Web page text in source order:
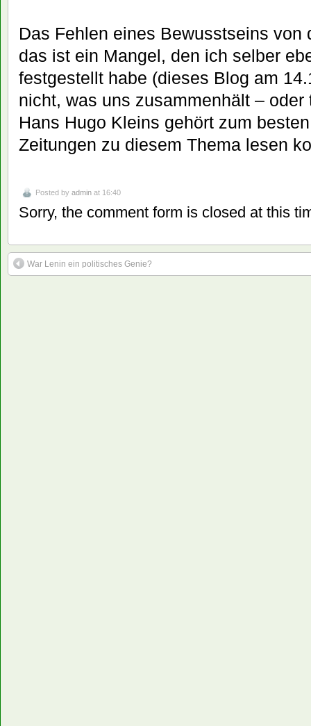
Das Fehlen eines Bewusstseins von
das ist ein Mangel, den ich selber
festgestellt habe (dieses Blog am
nicht, was uns zusammenhält – oder
Hans Hugo Kleins gehört zum
Zeitungen zu diesem Thema lesen
Posted by admin at 16:40
Sorry, the comment form is closed at this
War Lenin ein politisches Genie?